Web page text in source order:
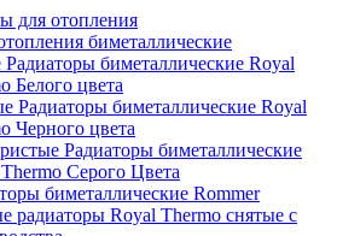
для отопления
биметаллические
биметаллические Royal
Белого цвета
Радиаторы биметаллические Royal
Черного цвета
Радиаторы биметаллические
Серого Цвета
биметаллические Rommer
радиаторы Royal Thermo снятые с